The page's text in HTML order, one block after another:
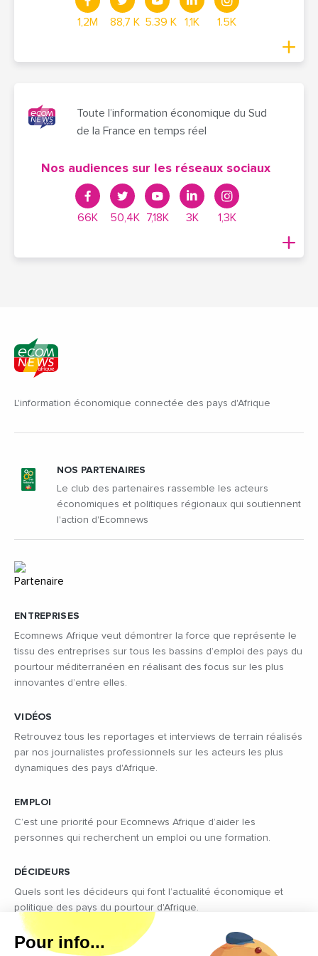
1,2M 88,7 K 5.39 K 1,1K 1.5K
Toute l’information économique du Sud
de la France en temps réel
Nos audiences sur les réseaux sociaux
66K 50,4K 7,18K 3K 1,3K
L'information économique connectée des pays d'Afrique
ENTREPRISES
Ecomnews Afrique veut démontrer la force que représente le
tissu des entreprises sur tous les bassins d’emploi des pays du
pourtour méditerranéen en réalisant des focus sur les plus
innovantes d’entre elles.
VIDÉOS
Retrouvez tous les reportages et interviews de terrain réalisés
par nos journalistes professionnels sur les acteurs les plus
dynamiques des pays d'Afrique.
EMPLOI
C’est une priorité pour Ecomnews Afrique d’aider les
personnes qui recherchent un emploi ou une formation.
DÉCIDEURS
Quels sont les décideurs qui font l’actualité économique et
politique des pays du pourtour d'Afrique.
NOS PARTENAIRES
Le club des partenaires rassemble les acteurs
économiques et politiques régionaux qui soutiennent
l'action d'Ecomnews